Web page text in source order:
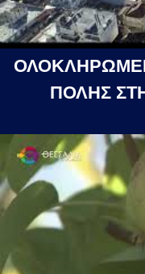
ΠΟΛΗΣ